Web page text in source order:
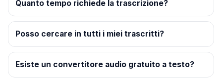
Quanto tempo richiede la trascrizione?
Posso cercare in tutti i miei trascritti?
Esiste un convertitore audio gratuito a testo?